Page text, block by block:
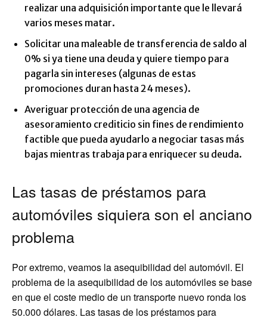
realizar una adquisición importante que le llevará
varios meses matar.
Solicitar una maleable de transferencia de saldo al
0% si ya tiene una deuda y quiere tiempo para
pagarla sin intereses (algunas de estas
promociones duran hasta 24 meses).
Averiguar protección de una agencia de
asesoramiento crediticio sin fines de rendimiento
factible que pueda ayudarlo a negociar tasas más
bajas mientras trabaja para enriquecer su deuda.
Las tasas de préstamos para
automóviles siquiera son el anciano
problema
Por extremo, veamos la asequibilidad del automóvil. El
problema de la asequibilidad de los automóviles se base
en que el coste medio de un transporte nuevo ronda los
50.000 dólares. Las tasas de los préstamos para